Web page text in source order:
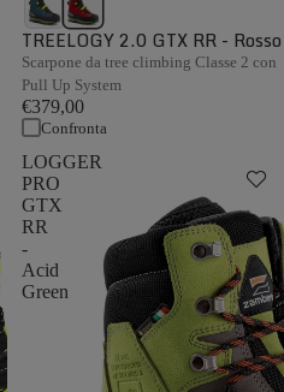
TREELOGY 2.0 GTX RR - Rosso
Scarpone da tree climbing Classe 2 con
Pull Up System
€379,00
Confronta
LOGGER
PRO
GTX
RR
-
Acid
Green